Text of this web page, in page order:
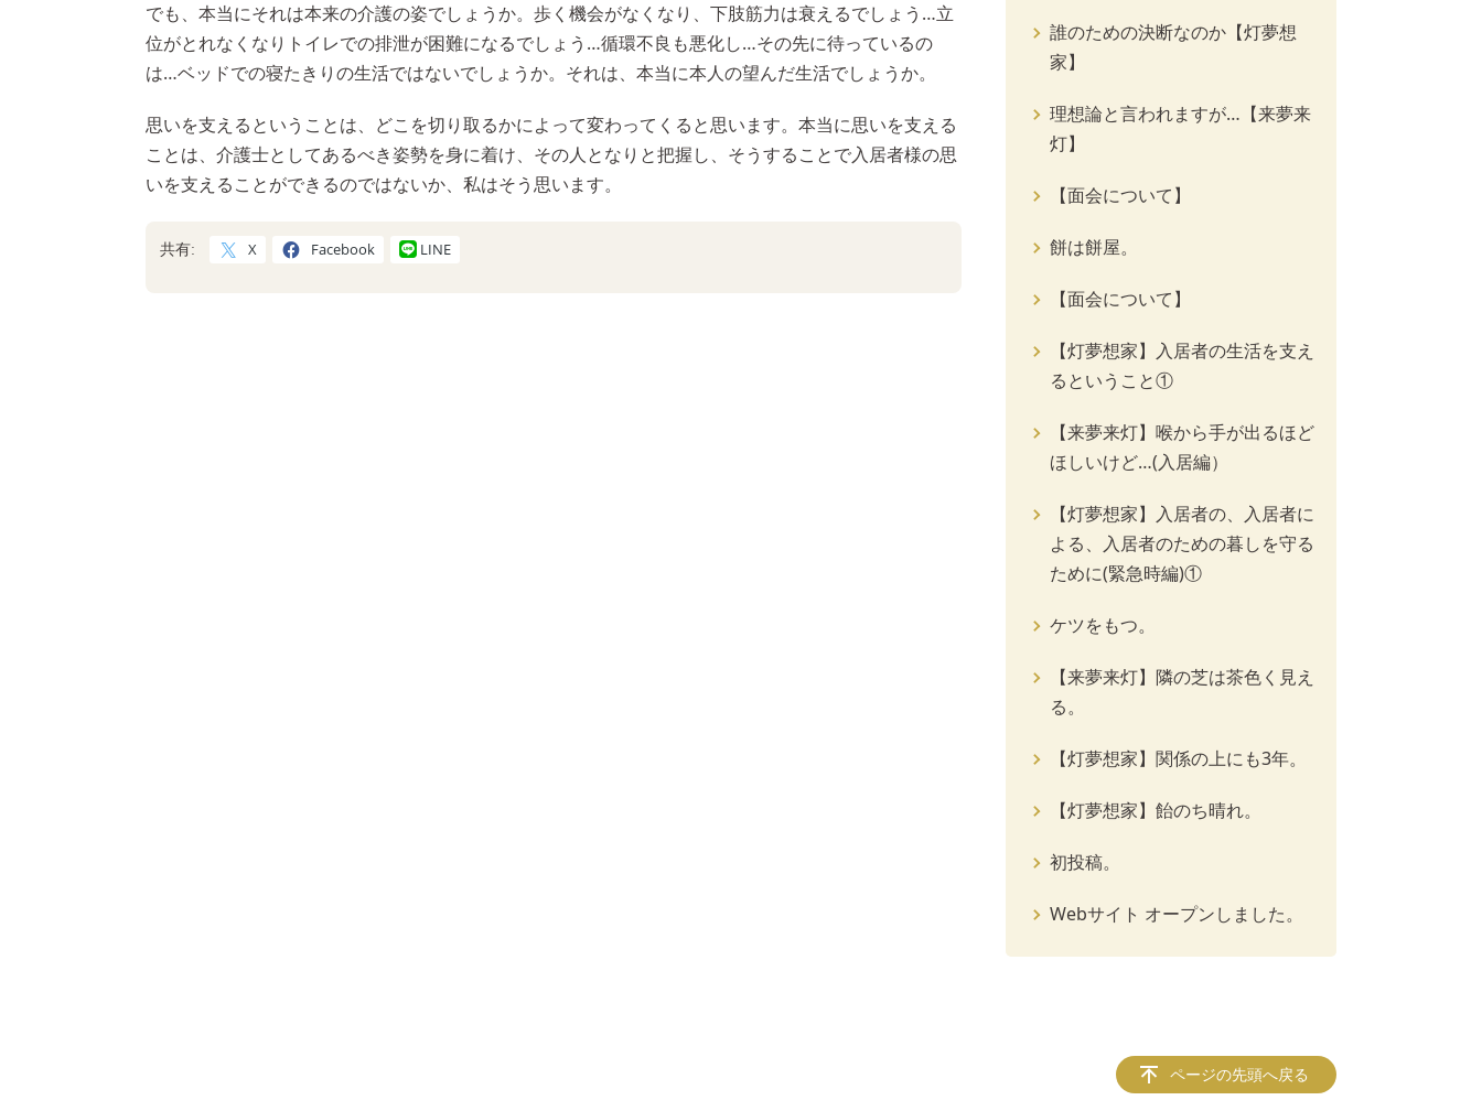
でも、本当にそれは本来の介護の姿でしょうか。歩く機会がなくなり、下肢筋力は衰えるでしょう…立
位がとれなくなりトイレでの排泄が困難になるでしょう…循環不良も悪化し…その先に待っているの
は…ベッドでの寝たきりの生活ではないでしょうか。それは、本当に本人の望んだ生活でしょうか。
思いを支えるということは、どこを切り取るかによって変わってくると思います。本当に思いを支える
ことは、介護士としてあるべき姿勢を身に着け、その人となりと把握し、そうすることで入居者様の思
いを支えることができるのではないか、私はそう思います。
共有: X Facebook LINE
誰のための決断なのか【灯夢想
家】
理想論と言われますが…【来夢来
灯】
【面会について】
餅は餅屋。
【面会について】
【灯夢想家】入居者の生活を支え
るということ①
【来夢来灯】喉から手が出るほど
ほしいけど…(入居編）
【灯夢想家】入居者の、入居者に
よる、入居者のための暮しを守る
ために(緊急時編)①
ケツをもつ。
【来夢来灯】隣の芝は茶色く見え
る。
【灯夢想家】関係の上にも3年。
【灯夢想家】飴のち晴れ。
初投稿。
Webサイト オープンしました。
ページの先頭へ戻る